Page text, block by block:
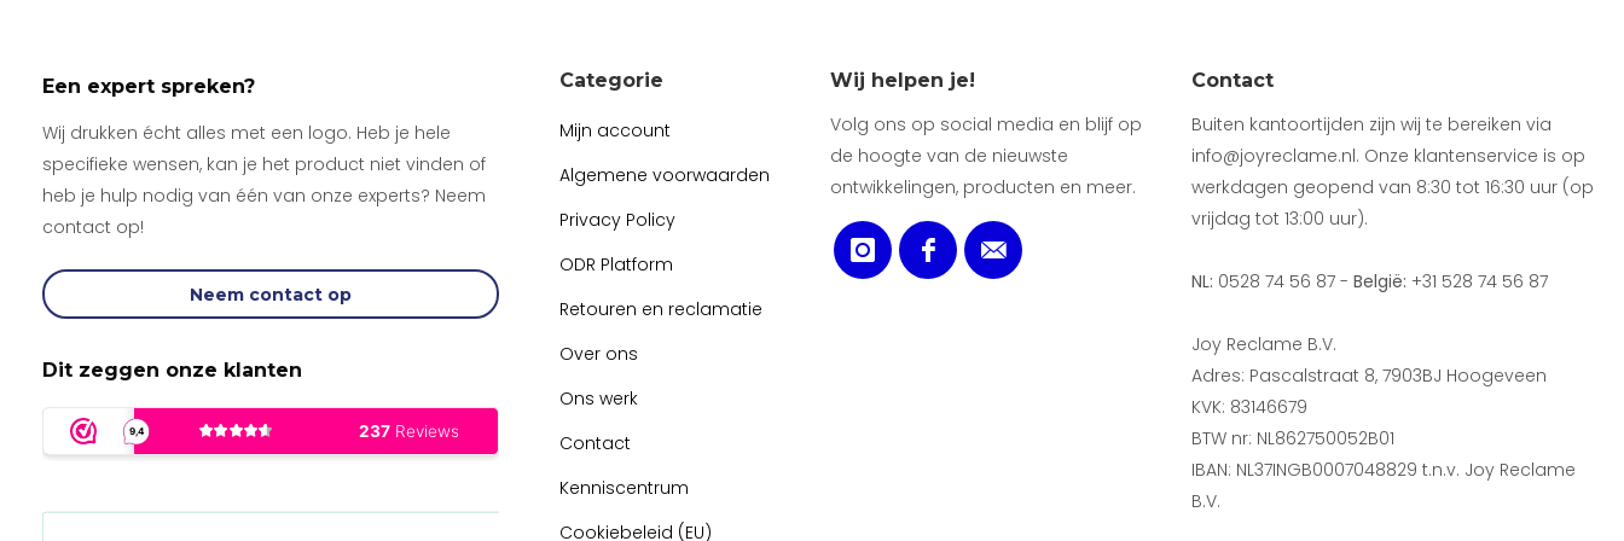
Een expert spreken?
Wij drukken écht alles met een logo. Heb je hele
specifieke wensen, kan je het product niet vinden of
heb je hulp nodig van één van onze experts? Neem
contact op!
Neem contact op
Dit zeggen onze klanten
Categorie
Mijn account
Algemene voorwaarden
Privacy Policy
ODR Platform
Retouren en reclamatie
Over ons
Ons werk
Contact
Kenniscentrum
Cookiebeleid (EU)
Wij helpen je!
Volg ons op social media en blijf op
de hoogte van de nieuwste
ontwikkelingen, producten en meer.
Contact
Buiten kantoortijden zijn wij te bereiken via
info@joyreclame.nl. Onze klantenservice is op
werkdagen geopend van 8:30 tot 16:30 uur (op
vrijdag tot 13:00 uur).
NL: 0528 74 56 87 - België: +31 528 74 56 87
Joy Reclame B.V.
Adres: Pascalstraat 8, 7903BJ Hoogeveen
KVK: 83146679
BTW nr: NL862750052B01
IBAN: NL37INGB0007048829 t.n.v. Joy Reclame
B.V.